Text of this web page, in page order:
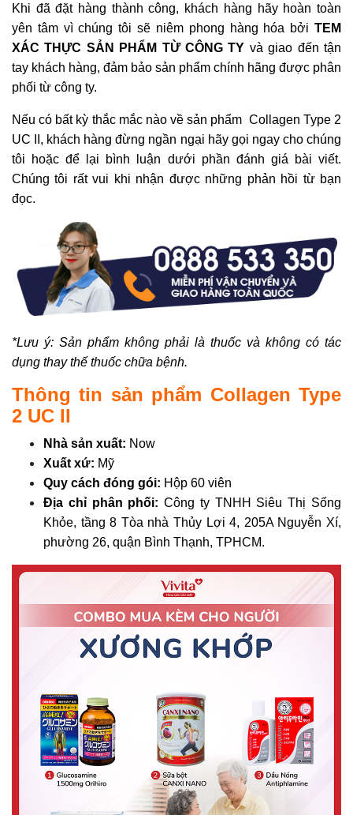
Khi đã đặt hàng thành công, khách hàng hãy hoàn toàn
yên tâm vì chúng tôi sẽ niêm phong hàng hóa bởi TEM
XÁC THỰC SẢN PHẨM TỪ CÔNG TY và giao đến tận
tay khách hàng, đảm bảo sản phẩm chính hãng được phân
phối từ công ty.
Nếu có bất kỳ thắc mắc nào về sản phẩm Collagen Type 2
UC II, khách hàng đừng ngần ngại hãy gọi ngay cho chúng
tôi hoặc để lại bình luận dưới phần đánh giá bài viết.
Chúng tôi rất vui khi nhận được những phản hồi từ bạn
đọc.
*Lưu ý: Sản phẩm không phải là thuốc và không có tác
dụng thay thế thuốc chữa bệnh.
Thông tin sản phẩm Collagen Type
2 UC II
Nhà sản xuất: Now
Xuất xứ: Mỹ
Quy cách đóng gói: Hộp 60 viên
Địa chỉ phân phối: Công ty TNHH Siêu Thị Sống
Khỏe, tầng 8 Tòa nhà Thủy Lợi 4, 205A Nguyễn Xí,
phường 26, quận Bình Thạnh, TPHCM.